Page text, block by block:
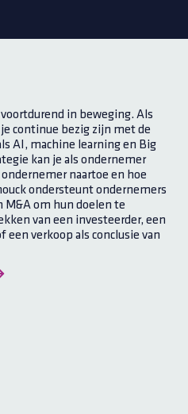
in beweging. Als
continue bezig zijn met de
AI, machine learning en Big
kan je als ondernemer
naartoe en hoe
ondersteunt ondernemers
om hun doelen te
van een investeerder, een
verkoop als conclusie van